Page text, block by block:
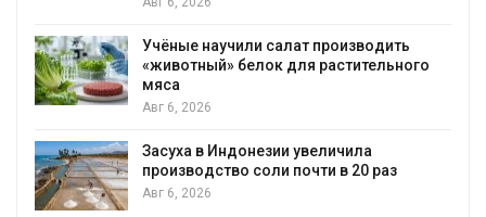
Учёные научили салат производить
«животный» белок для растительного
мяса
Авг 6, 2026
Засуха в Индонезии увеличила
производство соли почти в 20 раз
Авг 6, 2026